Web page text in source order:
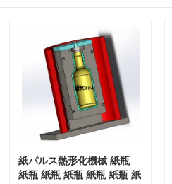
紙パルス熱形化機械 紙瓶
紙瓶 紙瓶 紙瓶 紙瓶 紙瓶 紙